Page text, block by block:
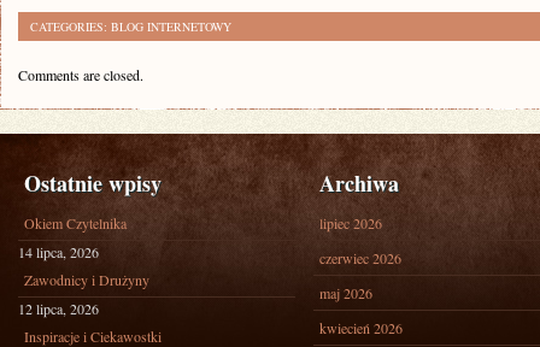
CATEGORIES: BLOG INTERNETOWY
Comments are closed.
Ostatnie wpisy
Okiem Czytelnika
14 lipca, 2026
Zawodnicy i Drużyny
12 lipca, 2026
Inspiracje i Ciekawostki
Archiwa
lipiec 2026
czerwiec 2026
maj 2026
kwiecień 2026